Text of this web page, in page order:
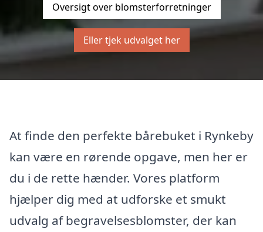
Oversigt over blomsterforretninger
Eller tjek udvalget her
At finde den perfekte bårebuket i Rynkeby
kan være en rørende opgave, men her er
du i de rette hænder. Vores platform
hjælper dig med at udforske et smukt
udvalg af begravelsesblomster, der kan